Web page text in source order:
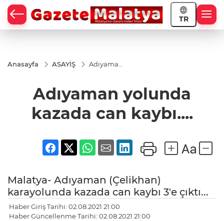
TR
Anasayfa ASAYİŞ
Adıyaman
kaybı....
Adıyaman yolunda
kazada can kaybı....
Malatya- Adıyaman (Çelikhan)
karayolunda kazada can kaybı 3'e çıktı...
Haber Giriş Tarihi: 02.08.2021 21:00
Haber Güncellenme Tarihi: 02.08.2021 21:00